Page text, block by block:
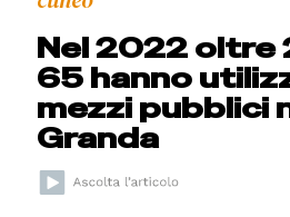
Nel 2022 oltre
65 hanno
mezzi pubblici
Granda